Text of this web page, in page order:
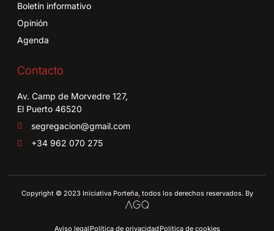
Boletín informativo
Opinión
Agenda
Contacto
Av. Camp de Morvedre 127,
El Puerto 46520
segregacion@gmail.com
+34 962 070 275
Copyright © 2023 Iniciativa Porteña, todos los derechos reservados. By
Aviso legalPolítica de privacidadPolítica de cookies